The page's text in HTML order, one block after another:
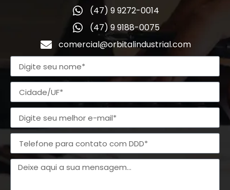
(47) 9 9272-0014
(47) 9 9188-0075
comercial@orbitalindustrial.com